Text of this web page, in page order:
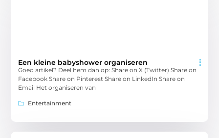
Een kleine babyshower organiseren
Goed artikel? Deel hem dan op: Share on X (Twitter) Share on
Facebook Share on Pinterest Share on LinkedIn Share on
Email Het organiseren van
Entertainment